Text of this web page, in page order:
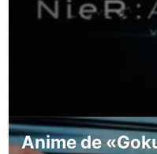
Anime de